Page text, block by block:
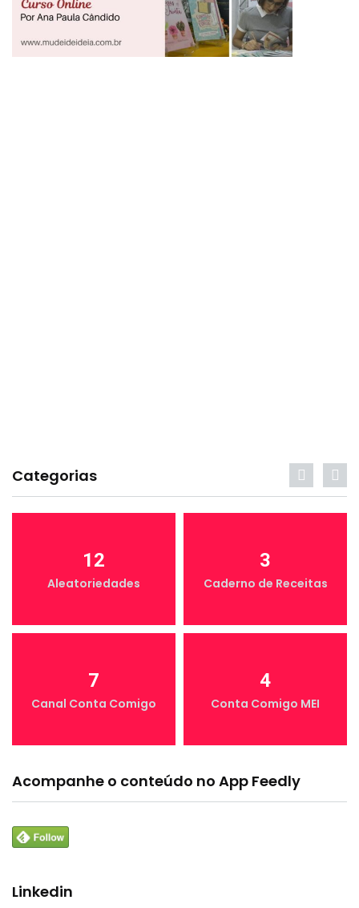
Categorias
12
Aleatoriedades
3
Caderno de Receitas
7
Canal Conta Comigo
4
Conta Comigo MEI
Acompanhe o conteúdo no App Feedly
Linkedin